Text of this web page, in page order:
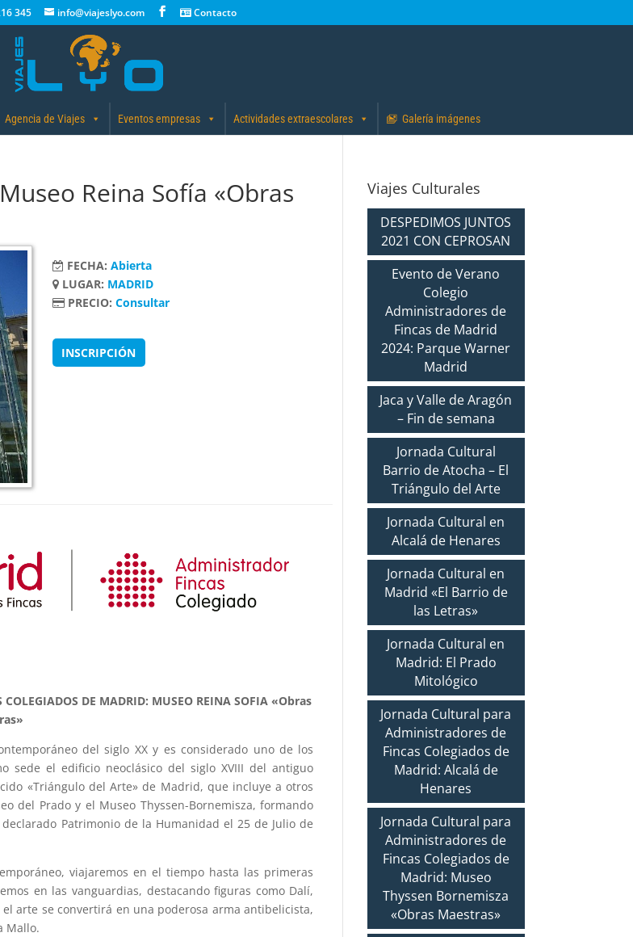
345 info@viajeslyo.com Contacto
Agencia de Viajes Eventos empresas Actividades extraescolares Galería imágenes
Reina Sofía «Obras
FECHA: Abierta
LUGAR: MADRID
PRECIO: Consultar
INSCRIPCIÓN
DE MADRID: MUSEO REINA SOFIA «Obras
del siglo XX y es considerado uno de los
sede el edificio neoclásico del siglo XVIII del antiguo
«Triángulo del Arte» de Madrid, que incluye a otros
del Prado y el Museo Thyssen-Bornemisza, formando
Patrimonio de la Humanidad el 25 de Julio de
viajaremos en el tiempo hasta las primeras
en las vanguardias, destacando figuras como Dalí,
arte se convertirá en una poderosa arma antibelicista,
Mallo.
Viajes Culturales
DESPEDIMOS JUNTOS
2021 CON CEPROSAN
Evento de Verano
Colegio
Administradores de
Fincas de Madrid
2024: Parque Warner
Madrid
Jaca y Valle de Aragón
– Fin de semana
Jornada Cultural
Barrio de Atocha – El
Triángulo del Arte
Jornada Cultural en
Alcalá de Henares
Jornada Cultural en
Madrid «El Barrio de
las Letras»
Jornada Cultural en
Madrid: El Prado
Mitológico
Jornada Cultural para
Administradores de
Fincas Colegiados de
Madrid: Alcalá de
Henares
Jornada Cultural para
Administradores de
Fincas Colegiados de
Madrid: Museo
Thyssen Bornemisza
«Obras Maestras»